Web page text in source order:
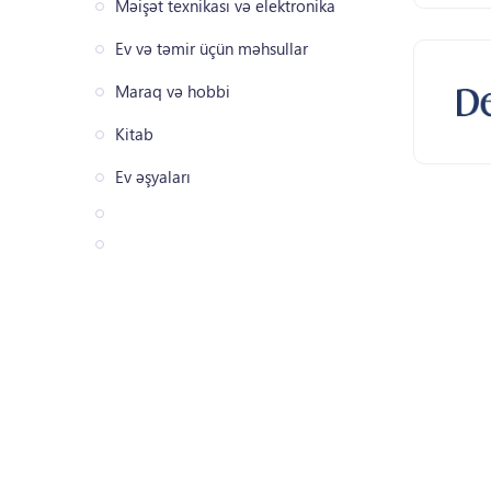
Məişət texnikası və elektronika
Ev və təmir üçün məhsullar
Maraq və hobbi
Kitab
Ev əşyaları